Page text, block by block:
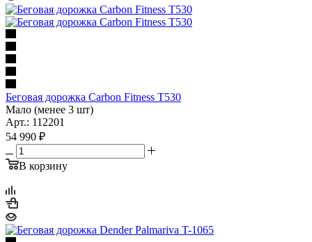
Беговая дорожка Carbon Fitness T530
Мало (менее 3 шт)
Арт.: 112201
54 990 ₽
В корзину